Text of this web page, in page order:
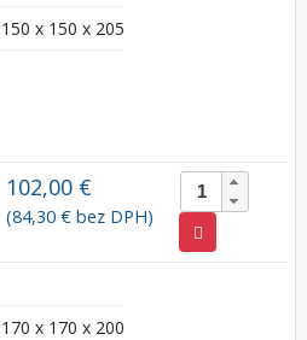
150 x 150 x 205
102,00 €
(84,30 € bez DPH)
170 x 170 x 200